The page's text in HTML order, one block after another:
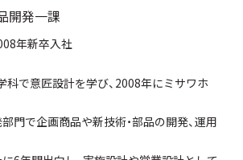
開発一課
年新卒入社
科で意匠設計を学び、2008年にミサワホ
門で企画商品や新技術・部品の開発、運用